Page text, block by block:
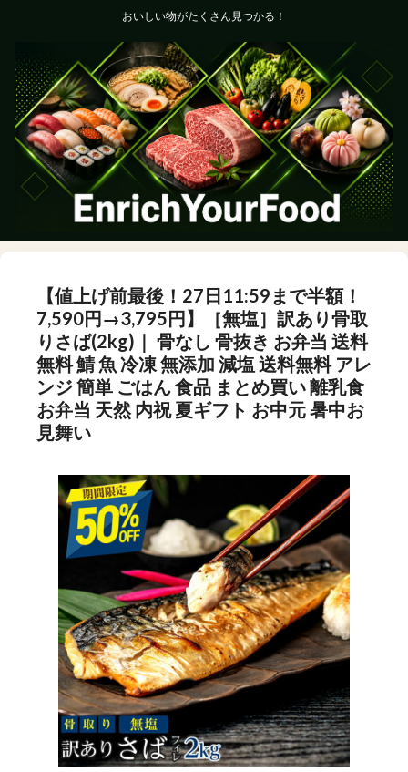
おいしい物がたくさん見つかる！
【値上げ前最後！27日11:59まで半額！
7,590円→3,795円】［無塩］訳あり骨取
りさば(2kg)｜ 骨なし 骨抜き お弁当 送料
無料 鯖 魚 冷凍 無添加 減塩 送料無料 アレ
ンジ 簡単 ごはん 食品 まとめ買い 離乳食
お弁当 天然 内祝 夏ギフト お中元 暑中お
見舞い